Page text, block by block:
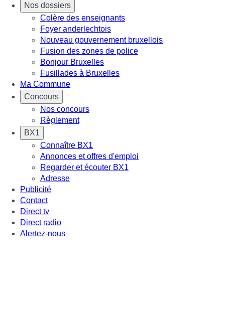
Nos dossiers
Colère des enseignants
Foyer anderlechtois
Nouveau gouvernement bruxellois
Fusion des zones de police
Bonjour Bruxelles
Fusillades à Bruxelles
Ma Commune
Concours
Nos concours
Règlement
BX1
Connaître BX1
Annonces et offres d'emploi
Regarder et écouter BX1
Adresse
Publicité
Contact
Direct tv
Direct radio
Alertez-nous